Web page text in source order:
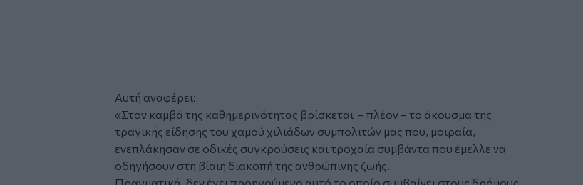
Αυτή αναφέρει:
«Στον καμβά της καθημερινότητας βρίσκεται – πλέον – το άκουσμα της
τραγικής είδησης του χαμού χιλιάδων συμπολιτών μας που, μοιραία,
ενεπλάκησαν σε οδικές συγκρούσεις και τροχαία συμβάντα που έμελλε να
οδηγήσουν στη βίαιη διακοπή της ανθρώπινης ζωής.